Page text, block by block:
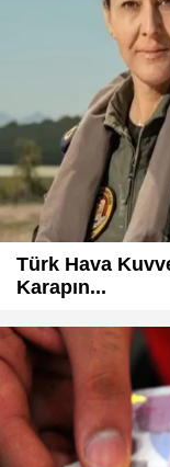
Türk Hava
Karapın...